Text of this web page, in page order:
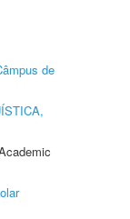
de